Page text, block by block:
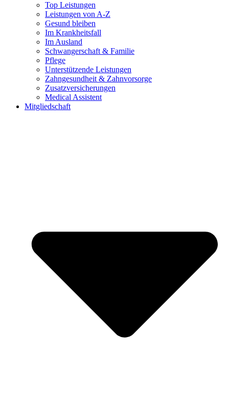
Top Leistungen
Leistungen von A-Z
Gesund bleiben
Im Krankheitsfall
Im Ausland
Schwangerschaft & Familie
Pflege
Unterstützende Leistungen
Zahngesundheit & Zahnvorsorge
Zusatzversicherungen
Medical Assistent
Mitgliedschaft